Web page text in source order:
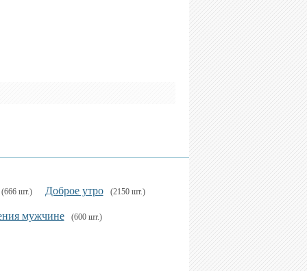
(666 шт.) Доброе утро (2150 шт.)
мужчине (600 шт.)